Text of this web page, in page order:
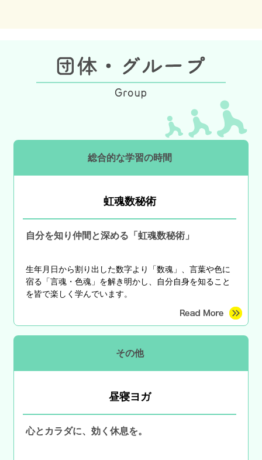
総合的な学習の時間
虹魂数秘術
自分を知り仲間と深める「虹魂数秘術」
生年月日から割り出した数字より「数魂」、言葉や色に
宿る「言魂・色魂」を解き明かし、自分自身を知ること
を皆で楽しく学んでいます。
その他
昼寝ヨガ
心とカラダに、効く休息を。